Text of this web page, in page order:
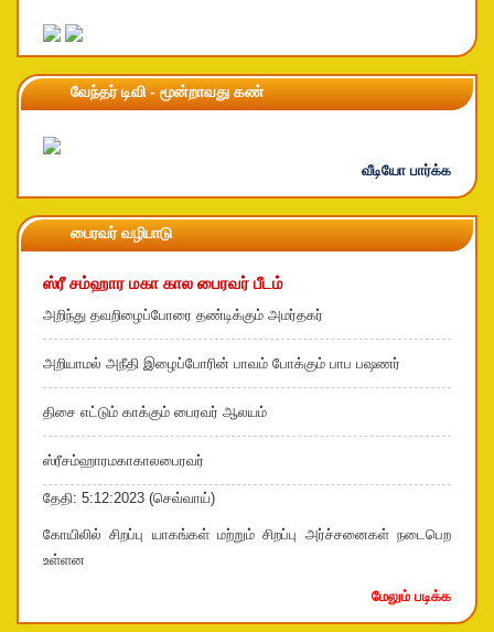
வேந்தர் டிவி - மூன்றாவது கண்
வீடியோ பார்க்க
பைரவர் வழிபாடு
ஸ்ரீ சம்ஹார மகா கால பைரவர் பீடம்
அறிந்து தவறிழைப்போரை தண்டிக்கும் அமர்தகர்
அறியாமல் அநீதி இழைப்போரின் பாவம் போக்கும் பாப பஷணர்
திசை எட்டும் காக்கும் பைரவர் ஆலயம்
ஸ்ரீசம்ஹாரமகாகாலபைரவர்
தேதி: 5:12:2023 (செவ்வாய்)
கோயிலில் சிறப்பு யாகங்கள் மற்றும் சிறப்பு அர்ச்சனைகள் நடைபெற
உள்ளன
மேலும் படிக்க